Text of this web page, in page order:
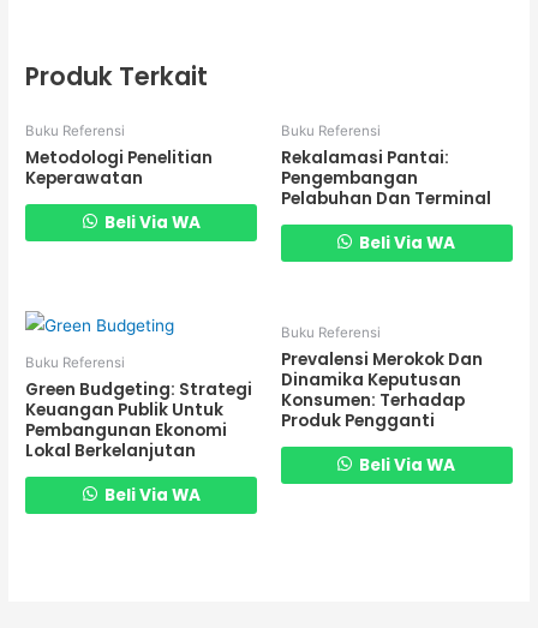
Produk Terkait
Buku Referensi
Metodologi Penelitian
Keperawatan
Beli Via WA
Buku Referensi
Rekalamasi Pantai:
Pengembangan
Pelabuhan Dan Terminal
Beli Via WA
Buku Referensi
Green Budgeting: Strategi
Keuangan Publik Untuk
Pembangunan Ekonomi
Lokal Berkelanjutan
Beli Via WA
Buku Referensi
Prevalensi Merokok Dan
Dinamika Keputusan
Konsumen: Terhadap
Produk Pengganti
Beli Via WA